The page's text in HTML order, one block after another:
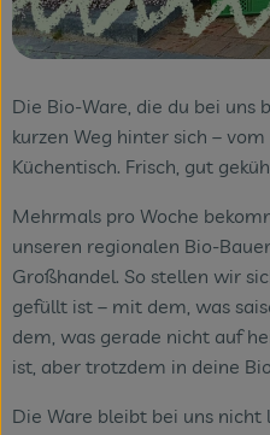
Das Konzept
Über uns
Service
Firmenkunden
Veranstaltungen
Blog
Die Bio-Ware, die du bei uns
kurzen Weg hinter sich –
Küchentisch. Frisch, gut
Mehrmals pro Woche
unseren regionalen Bio-
Großhandel. So stellen wir
gefüllt ist – mit dem, was
dem, was gerade nicht auf
ist, aber trotzdem in deine
Die Ware bleibt bei uns nicht